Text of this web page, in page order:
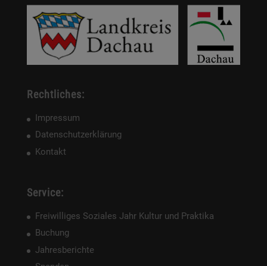
Rechtliches:
Impressum
Datenschutzerklärung
Kontakt
Service:
Freiwilliges Soziales Jahr Kultur und Praktika
Buchung
Jahresberichte